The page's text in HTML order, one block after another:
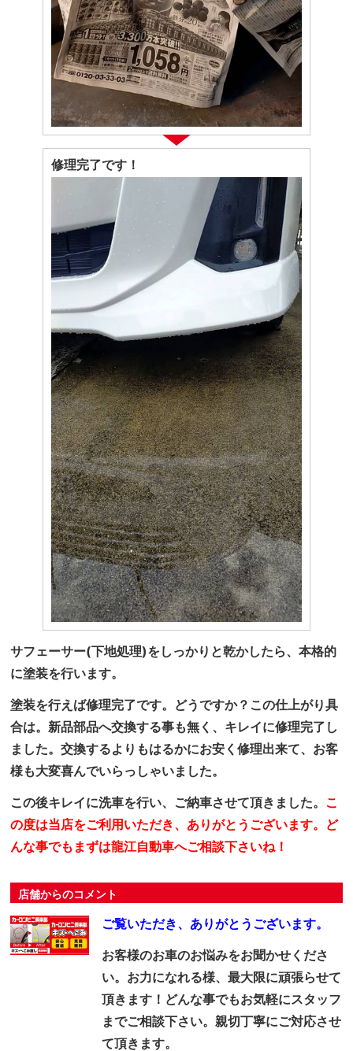
修理完了です！
サフェーサー(下地処理)をしっかりと乾かしたら、本格的
に塗装を行います。
塗装を行えば修理完了です。どうですか？この仕上がり具
合は。新品部品へ交換する事も無く、キレイに修理完了し
ました。交換するよりもはるかにお安く修理出来て、お客
様も大変喜んでいらっしゃいました。
この後キレイに洗車を行い、ご納車させて頂きました。 こ
の度は当店をご利用いただき、ありがとうございます。ど
んな事でもまずは龍江自動車へご相談下さいね！
店舗からのコメント
ご覧いただき、ありがとうございます。
お客様のお車のお悩みをお聞かせくださ
い。お力になれる様、最大限に頑張らせて
頂きます！どんな事でもお気軽にスタッフ
までご相談下さい。親切丁寧にご対応させ
て頂きます。